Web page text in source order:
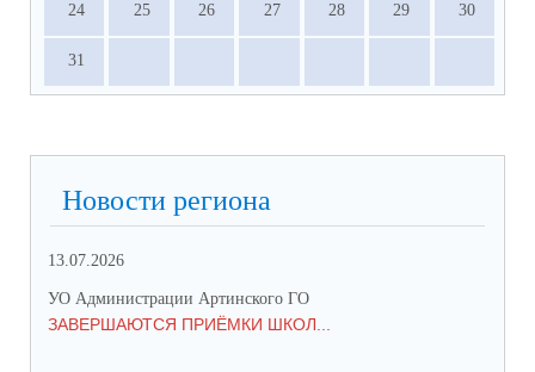
24 25 26 27 28 29 30
31
Новости региона
13.07.2026
УО Администрации Артинского ГО
ЗАВЕРШАЮТСЯ ПРИЁМКИ ШКОЛ...